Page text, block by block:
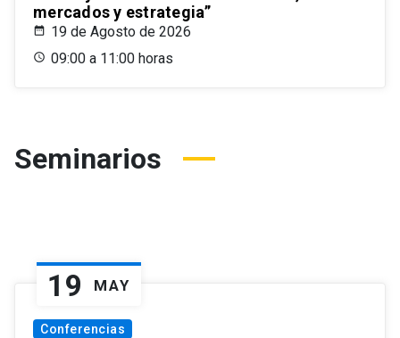
mercados y estrategia”
19 de Agosto de 2026
09:00 a 11:00 horas
Seminarios
19 MAY
Conferencias